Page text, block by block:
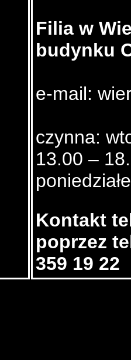
Filia w
budynku
e-mail:
czynna:
13.00 –
Kontakt
poprzez
359 19 22